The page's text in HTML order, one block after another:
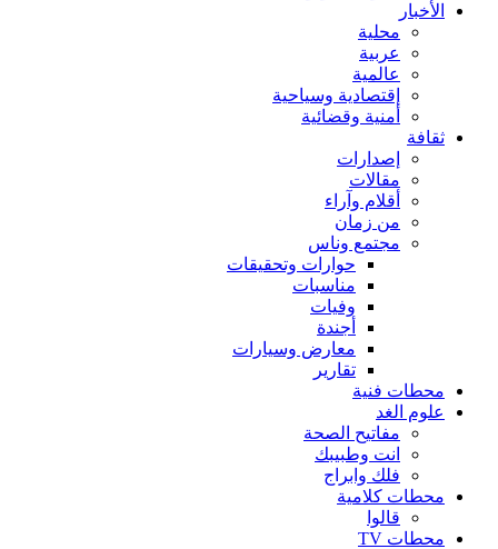
الأخبار
محلية
عربية
عالمية
إقتصادية وسياحية
أمنية وقضائية
ثقافة
إصدارات
مقالات
أقلام وآراء
من زمان
مجتمع وناس
حوارات وتحقيقات
مناسبات
وفيات
أجندة
معارض وسيارات
تقارير
محطات فنية
علوم الغد
مفاتيح الصحة
انت وطبيبك
فلك وابراج
محطات كلامية
قالوا
محطات TV